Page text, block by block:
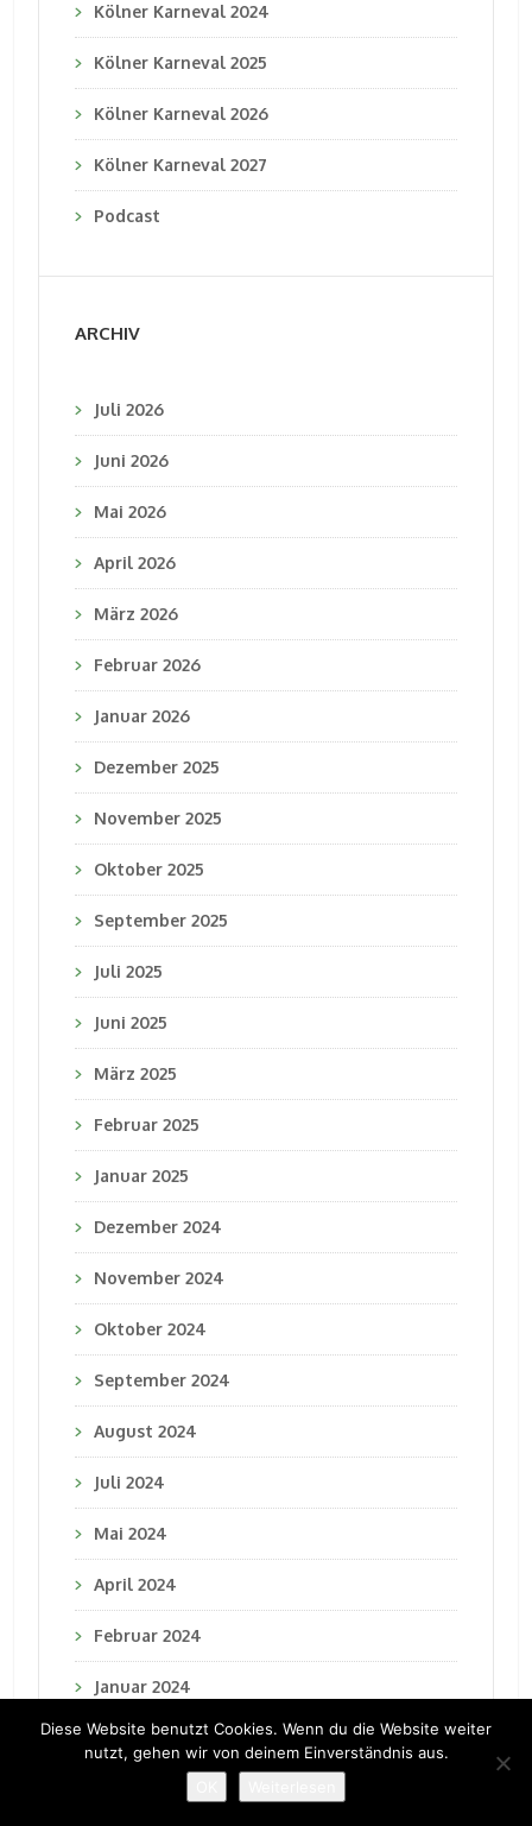
Kölner Karneval 2024
Kölner Karneval 2025
Kölner Karneval 2026
Kölner Karneval 2027
Podcast
ARCHIV
Juli 2026
Juni 2026
Mai 2026
April 2026
März 2026
Februar 2026
Januar 2026
Dezember 2025
November 2025
Oktober 2025
September 2025
Juli 2025
Juni 2025
März 2025
Februar 2025
Januar 2025
Dezember 2024
November 2024
Oktober 2024
September 2024
August 2024
Juli 2024
Mai 2024
April 2024
Februar 2024
Januar 2024
Dezember 2023
Diese Website benutzt Cookies. Wenn du die Website weiter
nutzt, gehen wir von deinem Einverständnis aus.